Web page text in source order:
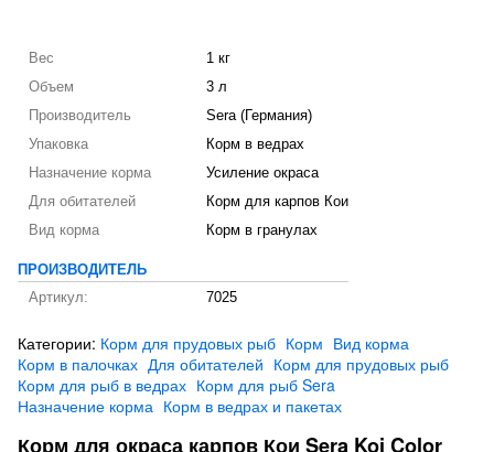
Вес
1 кг
Объем
3 л
Производитель
Sera (Германия)
Упаковка
Корм в ведрах
Назначение корма
Усиление окраса
Для обитателей
Корм для карпов Кои
Вид корма
Корм в гранулах
ПРОИЗВОДИТЕЛЬ
Артикул:
7025
Категории: Корм для прудовых рыб Корм Вид корма
Корм в палочках Для обитателей Корм для прудовых рыб
Корм для рыб в ведрах Корм для рыб Sera
Назначение корма Корм в ведрах и пакетах
Корм для окраса карпов Кои Sera Koi Color